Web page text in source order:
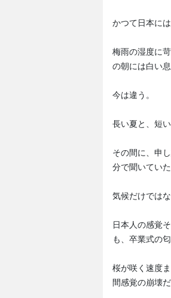
かつて日本に
梅雨の湿度に
の朝には白い
今は違う。
長い夏と、短い
その間に、申
分で聞いてい
気候だけではな
日本人の感覚
も、卒業式の
桜が咲く速度
間感覚の崩壊だ